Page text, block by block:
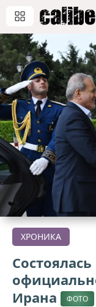
ХРОНИКА
Ирана
ФОТО